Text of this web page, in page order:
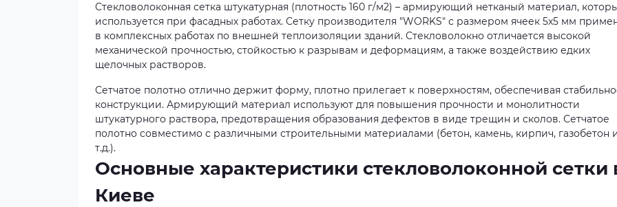
Стекловолоконная сетка штукатурная (плотность 160 г/м2) – армирующий нетканый материал,
используется при фасадных работах. Сетку производителя "WORKS" с размером ячеек 5х5 мм
в комплексных работах по внешней теплоизоляции зданий. Стекловолокно отличается высокой
механической прочностью, стойкостью к разрывам и деформациям, а также воздействию едких
щелочных растворов.
Сетчатое полотно отлично держит форму, плотно прилегает к поверхностям, обеспечивая
конструкции. Армирующий материал используют для повышения прочности и монолитности
штукатурного раствора, предотвращения образования дефектов в виде трещин и сколов. Сетчатое
полотно совместимо с различными строительными материалами (бетон, камень, кирпич, газобетон
т.д.).
Основные характеристики стекловолоконной сетки
Киеве